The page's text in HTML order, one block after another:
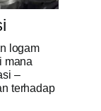
logam
mana
–
terhadap